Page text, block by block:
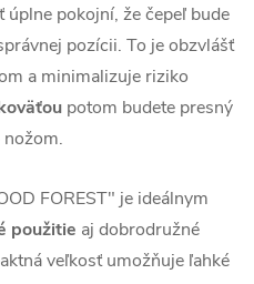
pokojní, že čepeľ bude
pozícii. To je obzvlášť
a minimalizuje riziko
potom budete presný
FOREST" je ideálnym
použitie aj dobrodružné
veľkosť umožňuje ľahké